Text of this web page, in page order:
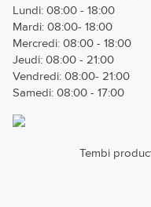
Lundi: 08:00 - 18:00
Mardi: 08:00- 18:00
Mercredi: 08:00 - 18:00
Jeudi: 08:00 - 21:00
Vendredi: 08:00- 21:00
Samedi: 08:00 - 17:00
Tembi